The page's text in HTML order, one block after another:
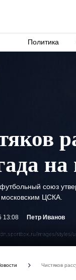
Политика
images/styles/
союз
ЦСКА.
13:08 Петр Иванов
Чистяков